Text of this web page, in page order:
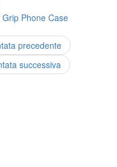
Phone Case
precedente
successiva